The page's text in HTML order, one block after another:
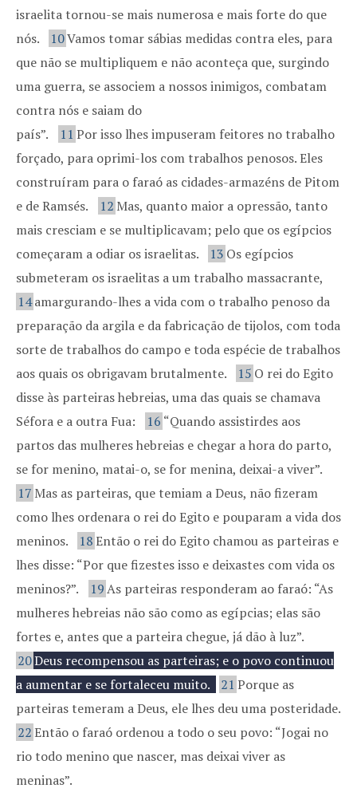
israelita tornou-se mais numerosa e mais forte do que
nós.
10Vamos tomar sábias medidas contra eles, para
que não se multipliquem e não aconteça que, surgindo
uma guerra, se associem a nossos inimigos, combatam
contra nós e saiam do
país”.
11 Por isso lhes impuseram feitores no trabalho
forçado, para oprimi-los com trabalhos penosos. Eles
construíram para o faraó as cidades-armazéns de Pitom
e de Ramsés.
12 Mas, quanto maior a opressão, tanto
mais cresciam e se multiplicavam; pelo que os egípcios
começaram a odiar os israelitas.
13 Os egípcios
submeteram os israelitas a um trabalho massacrante,
14amargurando-lhes a vida com o trabalho penoso da
preparação da argila e da fabricação de tijolos, com toda
sorte de trabalhos do campo e toda espécie de trabalhos
aos quais os obrigavam brutalmente.
15 O rei do Egito
disse às parteiras hebreias, uma das quais se chamava
Séfora e a outra Fua:
16 “Quando assistirdes aos
partos das mulheres hebreias e chegar a hora do parto,
se for menino, matai-o, se for menina, deixai-a viver”.
17 Mas as parteiras, que temiam a Deus, não fizeram
como lhes ordenara o rei do Egito e pouparam a vida dos
meninos.
18Então o rei do Egito chamou as parteiras e
lhes disse: “Por que fizestes isso e deixastes com vida os
meninos?”.
19As parteiras responderam ao faraó: “As
mulheres hebreias não são como as egípcias; elas são
fortes e, antes que a parteira chegue, já dão à luz”.
20Deus recompensou as parteiras; e o povo continuou
a aumentar e se fortaleceu muito.
21 Porque as
parteiras temeram a Deus, ele lhes deu uma posteridade.
22Então o faraó ordenou a todo o seu povo: “Jogai no
rio todo menino que nascer, mas deixai viver as
meninas”.